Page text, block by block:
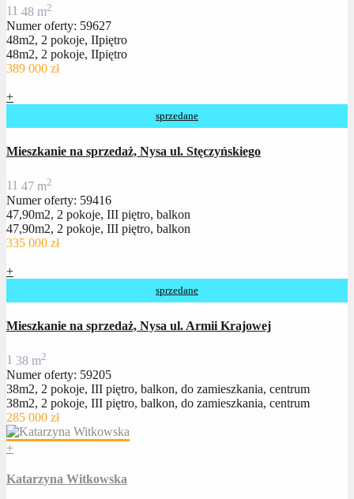
11 48 m2
Numer oferty: 59627
48m2, 2 pokoje, IIpiętro
48m2, 2 pokoje, IIpiętro
389 000 zł
+
sprzedane
Mieszkanie na sprzedaż, Nysa ul. Stęczyńskiego
11 47 m2
Numer oferty: 59416
47,90m2, 2 pokoje, III piętro, balkon
47,90m2, 2 pokoje, III piętro, balkon
335 000 zł
+
sprzedane
Mieszkanie na sprzedaż, Nysa ul. Armii Krajowej
1 38 m2
Numer oferty: 59205
38m2, 2 pokoje, III piętro, balkon, do zamieszkania, centrum
38m2, 2 pokoje, III piętro, balkon, do zamieszkania, centrum
285 000 zł
+
Katarzyna Witkowska